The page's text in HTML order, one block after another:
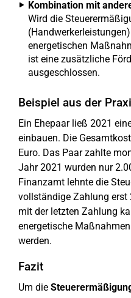
Kombination mit
Wird die
energetischen
ist eine zusätzliche
ausgeschlossen.
Beispiel aus der
Ein Ehepaar ließ 2021
einbauen. Die
Euro. Das Paar zahlte
Jahr 2021 wurden nur
Finanzamt lehnte die
vollständige Zahlung erst
mit der letzten Zahlung
energetische
werden.
Fazit
Um die